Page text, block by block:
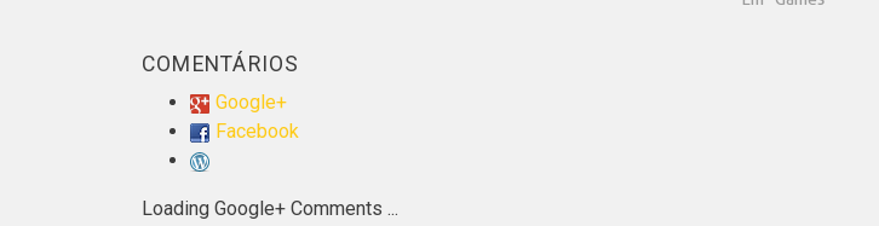
COMENTÁRIOS
Google+
Facebook
Loading Google+ Comments ...